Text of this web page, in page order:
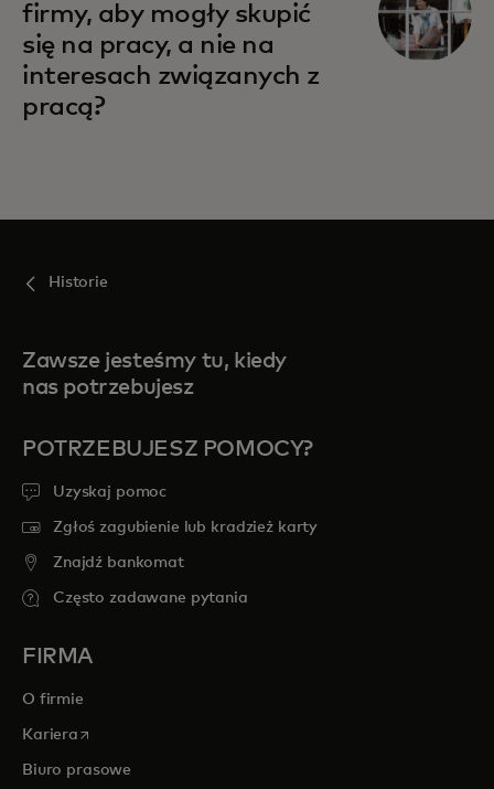
firmy, aby mogły skupić
się na pracy, a nie na
interesach związanych z
pracą?
Historie
Zawsze jesteśmy tu, kiedy
nas potrzebujesz
POTRZEBUJESZ POMOCY?
Uzyskaj pomoc
Zgłoś zagubienie lub kradzież karty
Znajdź bankomat
Często zadawane pytania
FIRMA
O firmie
Kariera opens in a new tab
Biuro prasowe